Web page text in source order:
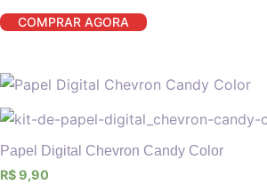
COMPRAR AGORA
Papel Digital Chevron Candy Color
R$9,90